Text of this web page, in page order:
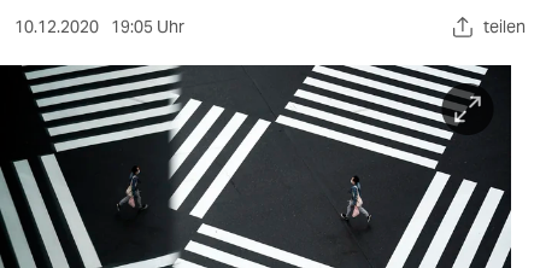
sport
berlin
nord
wahrheit
10.12.2020 19:05 Uhr teilen